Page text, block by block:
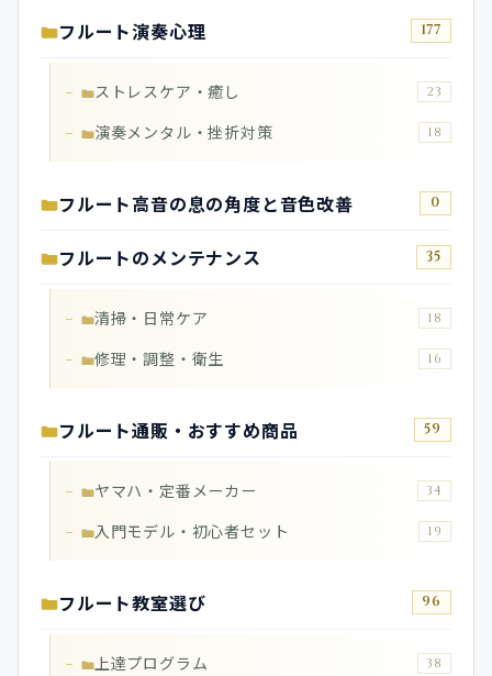
フルート演奏心理 177
ストレスケア・癒し 23
演奏メンタル・挫折対策 18
フルート高音の息の角度と音色改善 0
フルートのメンテナンス 35
清掃・日常ケア 18
修理・調整・衛生 16
フルート通販・おすすめ商品 59
ヤマハ・定番メーカー 34
入門モデル・初心者セット 19
フルート教室選び 96
上達プログラム 38